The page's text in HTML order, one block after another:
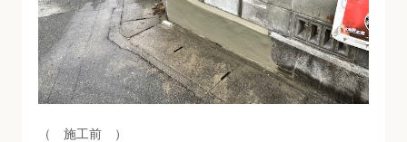
（ 施工前 ）